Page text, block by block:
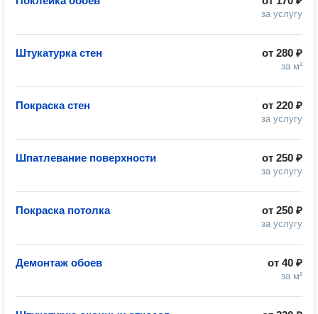
за услугу
от 280 ₽
за м²
Штукатурка стен
от 220 ₽
за услугу
Покраска стен
от 250 ₽
за услугу
Шпатлевание поверхности
от 250 ₽
за услугу
Покраска потолка
от 40 ₽
за м²
Демонтаж обоев